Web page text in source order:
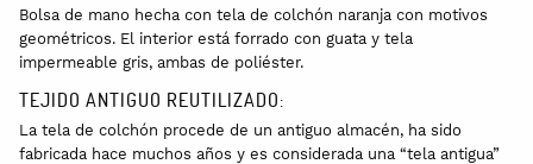
Bolsa de mano hecha con tela de colchón naranja con motivos
geométricos. El interior está forrado con guata y tela
impermeable gris, ambas de poliéster.
TEJIDO ANTIGUO REUTILIZADO:
La tela de colchón procede de un antiguo almacén, ha sido
fabricada hace muchos años y es considerada una “tela antigua”